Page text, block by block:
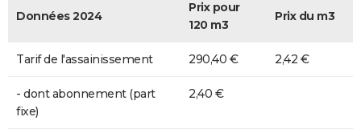
Données 2024
Prix pour
120 m3
Prix du m3
Tarif de l'assainissement 290,40 € 2,42 €
- dont abonnement (part
fixe)
2,40 €